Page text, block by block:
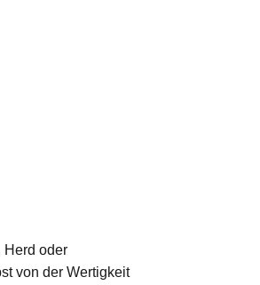
Herd oder
von der Wertigkeit